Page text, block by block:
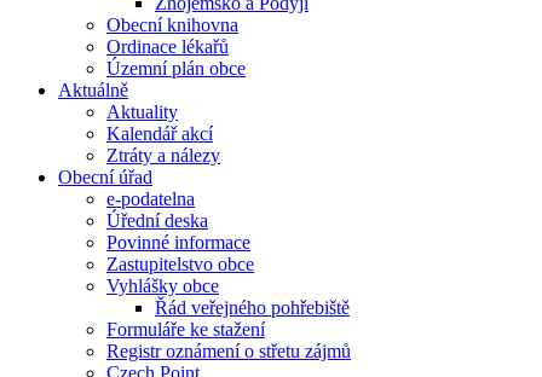
Obecní knihovna
Ordinace lékařů
Územní plán obce
Aktuálně
Aktuality
Kalendář akcí
Ztráty a nálezy
Obecní úřad
e-podatelna
Úřední deska
Povinné informace
Zastupitelstvo obce
Vyhlášky obce
Řád veřejného pohřebiště
Formuláře ke stažení
Registr oznámení o střetu zájmů
Czech Point